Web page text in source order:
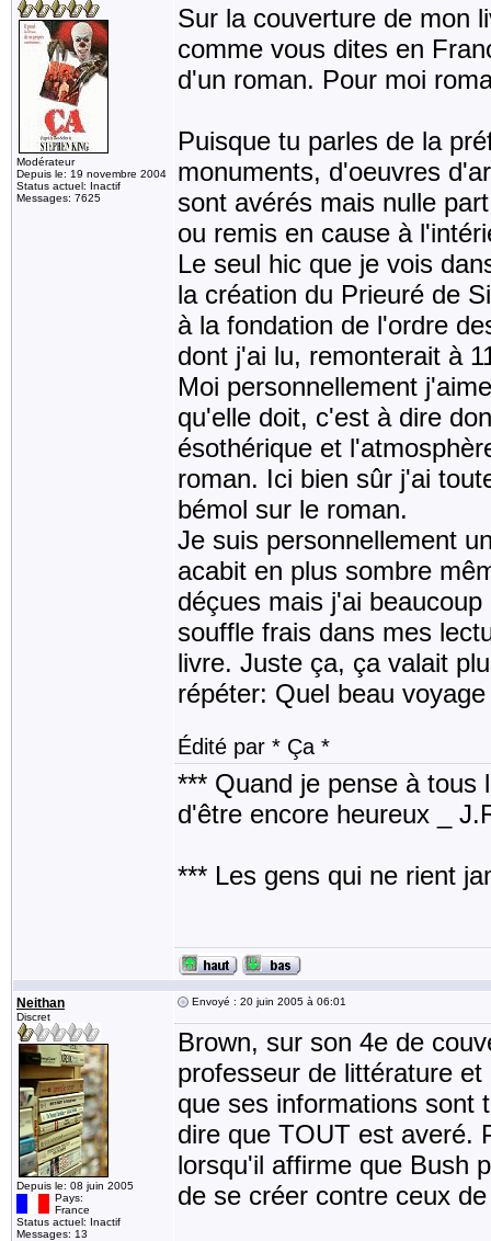
Modérateur
Depuis le: 19 novembre 2004
Status actuel: Inactif
Messages: 7625
Sur la couverture de mon
comme vous dites en
d'un roman. Pour moi
Puisque tu parles de la
monuments, d'oeuvres
sont avérés mais nulle
ou remis en cause à
Le seul hic que je vois
la création du Prieuré de
à la fondation de l'ordre
dont j'ai lu, remonterait à
Moi personnellement
qu'elle doit, c'est à dire
ésothérique et
roman. Ici bien sûr j'ai
bémol sur le roman.
Je suis personnellement
acabit en plus sombre
déçues mais j'ai
souffle frais dans mes
livre. Juste ça, ça valait
répéter: Quel beau
Édité par * Ça *
*** Quand je pense à tous
d'être encore heureux _
*** Les gens qui ne rient
Neithan
Discret
Depuis le: 08 juin 2005
Pays:
France
Status actuel: Inactif
Messages: 13
Envoyé : 20 juin 2005 à 06:01
Brown, sur son 4e de
professeur de littérature
que ses informations sont
dire que TOUT est averé.
lorsqu'il affirme que Bush
de se créer contre ceux